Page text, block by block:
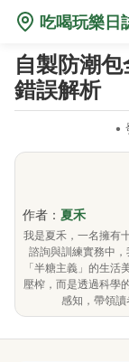
吃喝玩樂日
自製防潮
錯誤解析
•
作者： 夏禾
我是夏禾，一名擁有
諮詢與訓練實務中
「半糖主義」的生
壓榨，而是透過科學
感知，帶領讀